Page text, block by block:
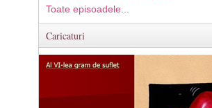
Toate episoadele...
Caricaturi